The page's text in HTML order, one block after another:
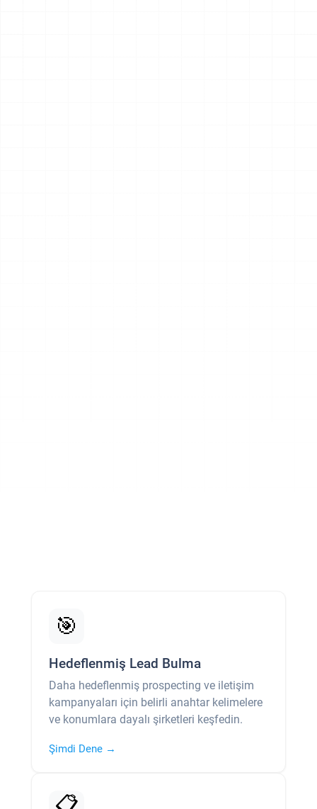
🎯
Hedeflenmiş Lead Bulma
Daha hedeflenmiş prospecting ve iletişim
kampanyaları için belirli anahtar kelimelere
ve konumlara dayalı şirketleri keşfedin.
Şimdi Dene →